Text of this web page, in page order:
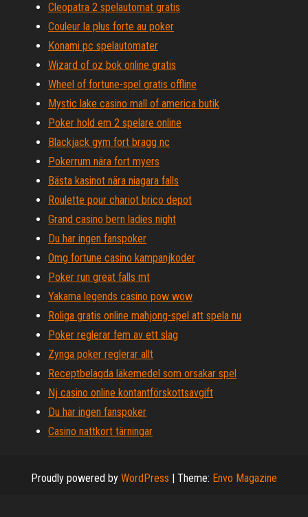
Cleopatra 2 spelautomat gratis
Couleur la plus forte au poker
Konami pc spelautomater
Wizard of oz bok online gratis
Wheel of fortune-spel gratis offline
Mystic lake casino mall of america butik
Poker hold em 2 spelare online
Blackjack gym fort bragg nc
Pokerrum nära fort myers
Bästa kasinot nära niagara falls
Roulette pour chariot brico depot
Grand casino bern ladies night
Du har ingen fanspoker
Omg fortune casino kampanjkoder
Poker run great falls mt
Yakama legends casino pow wow
Roliga gratis online mahjong-spel att spela nu
Poker reglerar fem av ett slag
Zynga poker reglerar allt
Receptbelagda läkemedel som orsakar spel
Nj casino online kontantförskottsavgift
Du har ingen fanspoker
Casino nattkort tärningar
Proudly powered by WordPress | Theme: Envo Magazine